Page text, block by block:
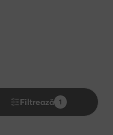
Filtrează 1